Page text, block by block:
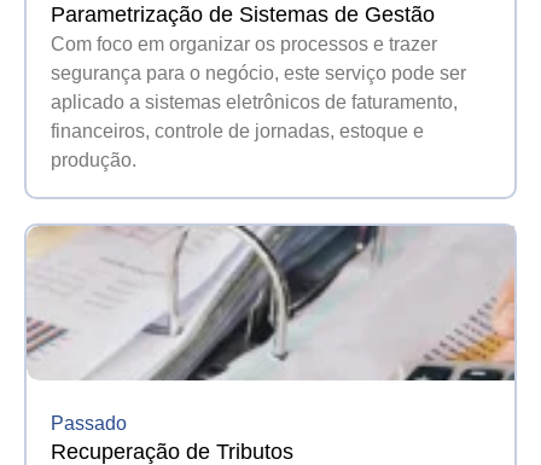
Parametrização de Sistemas de Gestão
Com foco em organizar os processos e trazer
segurança para o negócio, este serviço pode ser
aplicado a sistemas eletrônicos de faturamento,
financeiros, controle de jornadas, estoque e
produção.
Passado
Recuperação de Tributos